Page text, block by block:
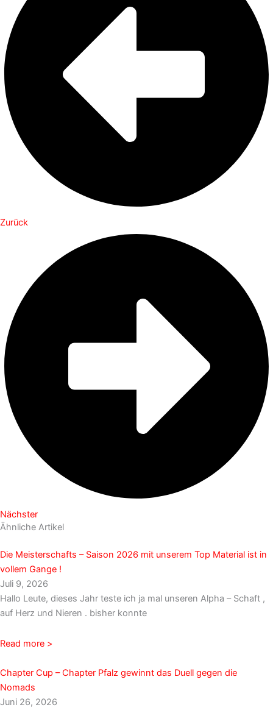
Zurück
Nächster
Ähnliche Artikel
Die Meisterschafts – Saison 2026 mit unserem Top Material ist in
vollem Gange !
Juli 9, 2026
Hallo Leute, dieses Jahr teste ich ja mal unseren Alpha – Schaft ,
auf Herz und Nieren . bisher konnte
Read more >
Chapter Cup – Chapter Pfalz gewinnt das Duell gegen die
Nomads
Juni 26, 2026